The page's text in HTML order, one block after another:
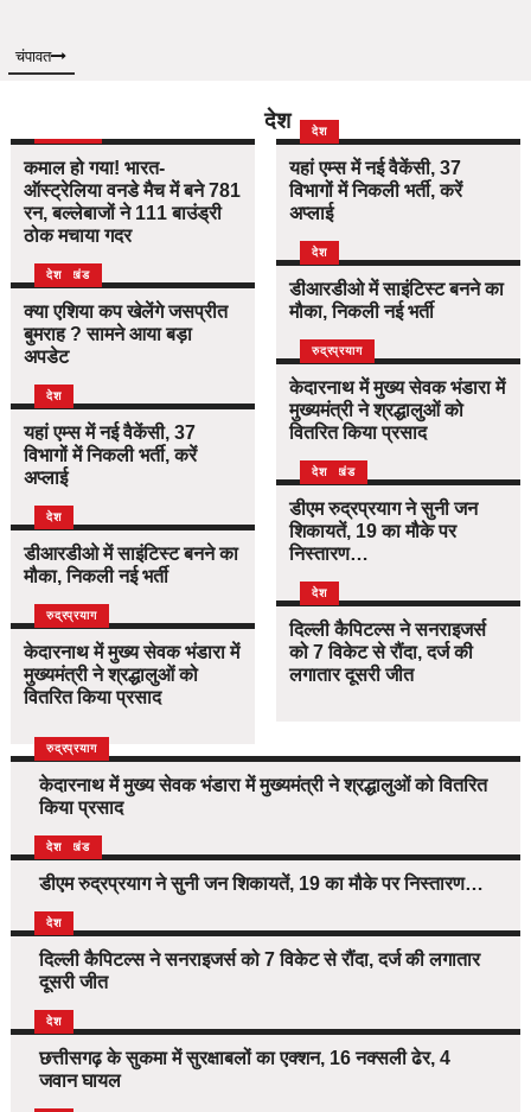
चंपावत
देश
कमाल हो गया! भारत-
ऑस्ट्रेलिया वनडे मैच में बने 781
रन, बल्लेबाजों ने 111 बाउंड्री
ठोक मचाया गदर
उत्तराखंड
देश
क्या एशिया कप खेलेंगे जसप्रीत
बुमराह ? सामने आया बड़ा
अपडेट
देश
यहां एम्स में नई वैकेंसी, 37
विभागों में निकली भर्ती, करें
अप्लाई
देश
डीआरडीओ में साइंटिस्ट बनने का
मौका, निकली नई भर्ती
उत्तराखंड
देश
रुद्रप्रयाग
केदारनाथ में मुख्य सेवक भंडारा में
मुख्यमंत्री ने श्रद्धालुओं को
वितरित किया प्रसाद
देश
यहां एम्स में नई वैकेंसी, 37
विभागों में निकली भर्ती, करें
अप्लाई
देश
डीआरडीओ में साइंटिस्ट बनने का
मौका, निकली नई भर्ती
उत्तराखंड
देश
रुद्रप्रयाग
केदारनाथ में मुख्य सेवक भंडारा में
मुख्यमंत्री ने श्रद्धालुओं को
वितरित किया प्रसाद
उत्तराखंड
देश
डीएम रुद्रप्रयाग ने सुनी जन
शिकायतें, 19 का मौके पर
निस्तारण…
देश
दिल्ली कैपिटल्स ने सनराइजर्स
को 7 विकेट से रौंदा, दर्ज की
लगातार दूसरी जीत
उत्तराखंड
देश
रुद्रप्रयाग
केदारनाथ में मुख्य सेवक भंडारा में मुख्यमंत्री ने श्रद्धालुओं को वितरित
किया प्रसाद
उत्तराखंड
देश
डीएम रुद्रप्रयाग ने सुनी जन शिकायतें, 19 का मौके पर निस्तारण…
देश
दिल्ली कैपिटल्स ने सनराइजर्स को 7 विकेट से रौंदा, दर्ज की लगातार
दूसरी जीत
देश
छत्तीसगढ़ के सुकमा में सुरक्षाबलों का एक्शन, 16 नक्सली ढेर, 4
जवान घायल